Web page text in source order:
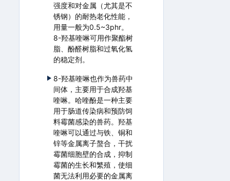
强度和对金属（尤其是不
锈钢）的耐热老化性能，
用量一般为0.5~3phr。
8-羟基喹啉可用作聚酯树
脂、酚醛树脂和过氧化氢
的稳定剂。
8-羟基喹啉也作为兽药中
间体，主要用于合成羟基
喹啉。哈喹酚是一种主要
用于肠道传染病和预防饲
料霉菌感染的兽药。羟基
喹啉可以通过与铁、铜和
锌等金属离子螯合，干扰
霉菌细胞壁的合成，抑制
霉菌的生长和繁殖，使细
菌无法利用必要的金属离